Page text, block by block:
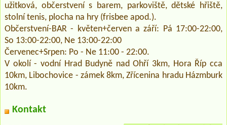
užitková, občerstvení s barem, parkoviště, dětské hřiště,
stolní tenis, plocha na hry (frisbee apod.).
Občerstvení-BAR - květen+červen a září: Pá 17:00-22:00,
So 13:00-22:00, Ne 13:00-22:00
Červenec+Srpen: Po - Ne 11:00 - 22:00.
V okolí - vodní Hrad Budyně nad Ohří 3km, Hora Říp cca
10km, Libochovice - zámek 8km, Zřícenina hradu Házmburk
10km.
Kontakt